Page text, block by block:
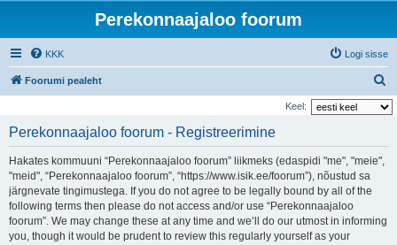
Perekonnaajaloo foorum
KKK Logi sisse
Foorumi pealeht
t
Keel:
Perekonnaajaloo foorum - Registreerimine
Hakates kommuuni “Perekonnaajaloo foorum” liikmeks (edaspidi "me", "meie",
"meid", “Perekonnaajaloo foorum”, “https://www.isik.ee/foorum”), nõustud sa
järgnevate tingimustega. If you do not agree to be legally bound by all of the
following terms then please do not access and/or use “Perekonnaajaloo
foorum”. We may change these at any time and we’ll do our utmost in informing
you, though it would be prudent to review this regularly yourself as your